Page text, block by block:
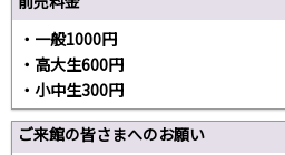
・一般1000円
・高大生600円
・小中生300円
ご来館の皆さまへのお願い